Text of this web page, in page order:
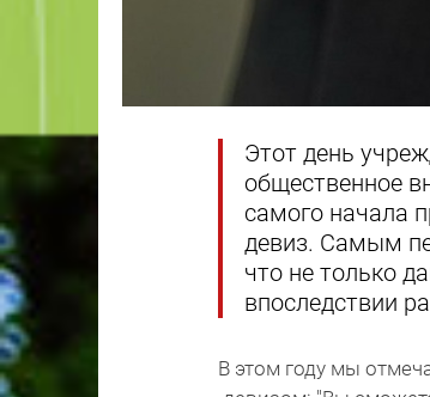
Этот день
общественное
самого начала
девиз. Самым
что не только
впоследствии
В этом году мы